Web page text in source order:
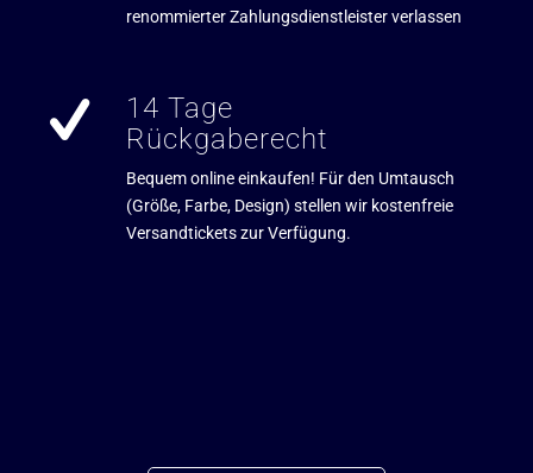
renommierter Zahlungsdienstleister verlassen
14 Tage
Rückgaberecht
Bequem online einkaufen! Für den Umtausch
(Größe, Farbe, Design) stellen wir kostenfreie
Versandtickets zur Verfügung.